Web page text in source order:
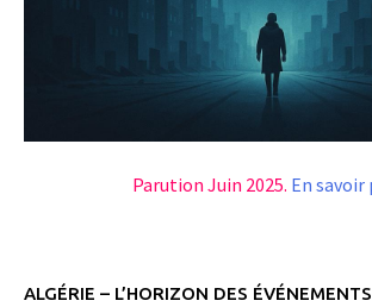
Parution Juin 2025. En savoir
ALGÉRIE – L’HORIZON DES ÉVÉNEMENTS